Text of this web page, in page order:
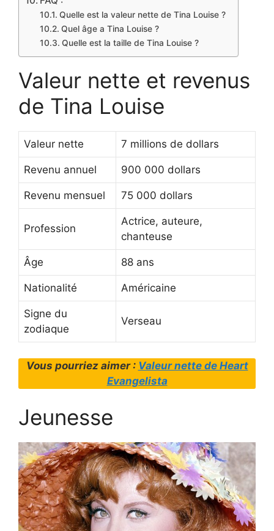
Quelle est la valeur nette de Tina Louise ?
Quel âge a Tina Louise ?
Quelle est la taille de Tina Louise ?
Valeur nette et revenus
de Tina Louise
Valeur nette 7 millions de dollars
Revenu annuel 900 000 dollars
Revenu mensuel 75 000 dollars
Profession
Actrice, auteure,
chanteuse
Âge 88 ans
Nationalité Américaine
Signe du
zodiaque
Verseau
Vous pourriez aimer : Valeur nette de Heart
Evangelista
Jeunesse